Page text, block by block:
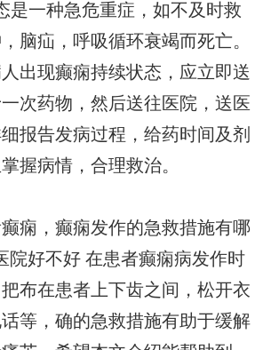
是一种急危重症，如不及时救
脑疝，呼吸循环衰竭而死亡。
出现癫痫持续状态，应立即送
次药物，然后送往医院，送医
报告发病过程，给药时间及剂
握病情，合理救治。
痫，癫痫发作的急救措施有哪
院好不好 在患者癫痫病发作时
布在患者上下齿之间，松开衣
等，确的急救措施有助于缓解